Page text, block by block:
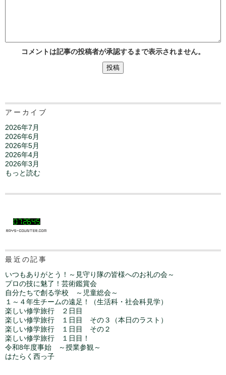
コメントは記事の投稿者が承認するまで表示されません。
アーカイブ
2026年7月
2026年6月
2026年5月
2026年4月
2026年3月
もっと読む
最近の記事
いつもありがとう！～見守り隊の皆様へのお礼の会～
プロの技に魅了！芸術鑑賞会
自分たちで創る学校 ～児童総会～
１～４年生チームの遠足！（生活科・社会科見学）
楽しい修学旅行 ２日目
楽しい修学旅行 １日目 その３（本日のラスト）
楽しい修学旅行 １日目 その２
楽しい修学旅行 １日目！
令和8年度事始 ～授業参観～
はたらく西っ子